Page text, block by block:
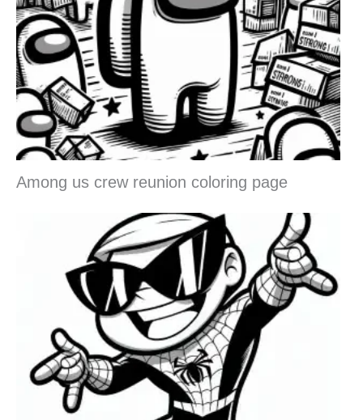
Among us crew reunion coloring page